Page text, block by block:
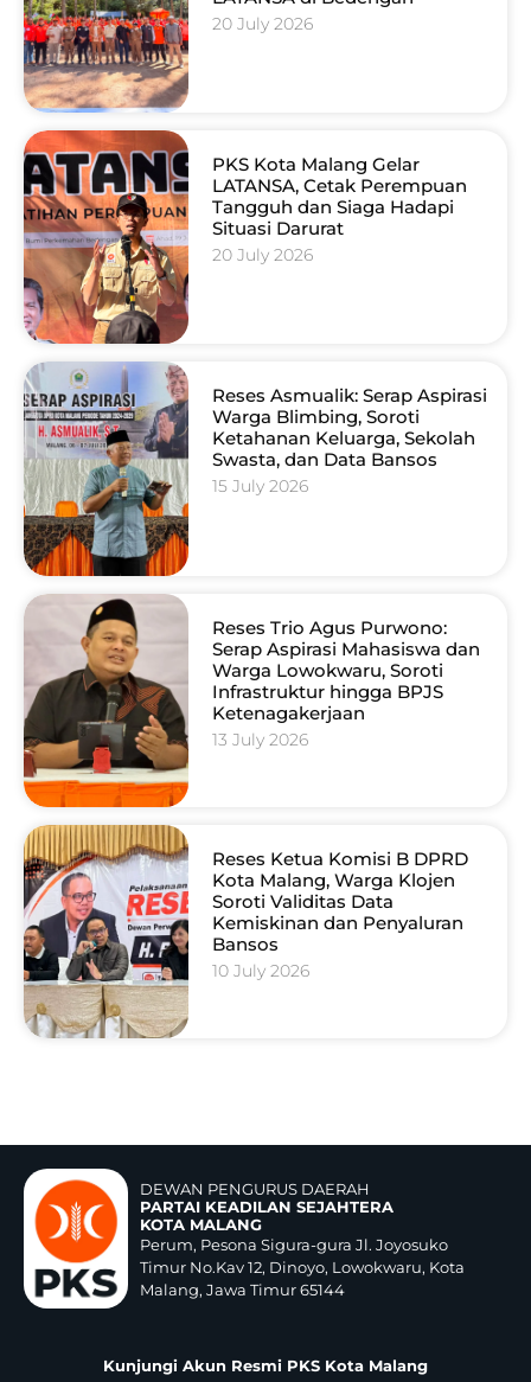
20 July 2026
PKS Kota Malang Gelar
LATANSA, Cetak Perempuan
Tangguh dan Siaga Hadapi
Situasi Darurat
20 July 2026
Reses Asmualik: Serap Aspirasi
Warga Blimbing, Soroti
Ketahanan Keluarga, Sekolah
Swasta, dan Data Bansos
15 July 2026
Reses Trio Agus Purwono:
Serap Aspirasi Mahasiswa dan
Warga Lowokwaru, Soroti
Infrastruktur hingga BPJS
Ketenagakerjaan
13 July 2026
Reses Ketua Komisi B DPRD
Kota Malang, Warga Klojen
Soroti Validitas Data
Kemiskinan dan Penyaluran
Bansos
10 July 2026
DEWAN PENGURUS DAERAH
PARTAI KEADILAN SEJAHTERA
KOTA MALANG
Perum, Pesona Sigura-gura Jl. Joyosuko
Timur No.Kav 12, Dinoyo, Lowokwaru, Kota
Malang, Jawa Timur 65144
Kunjungi Akun Resmi PKS Kota Malang